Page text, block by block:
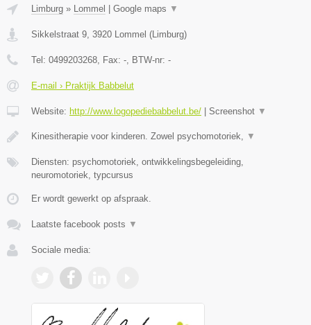
Limburg » Lommel Google maps ▼
Sikkelstraat 9 3920 Lommel ( Limburg)
Tel: 0499203268 , Fax: - , BTW-nr: -
E-mail › Praktijk Babbelut
Website: http://www.logopediebabbelut.be/ Screenshot ▼
Kinesitherapie voor kinderen. Zowel psychomotoriek, ▼
Diensten: psychomotoriek, ontwikkelingsbegeleiding,
neuromotoriek, typcursus
Er wordt gewerkt op afspraak.
Laatste facebook posts ▼
Sociale media: